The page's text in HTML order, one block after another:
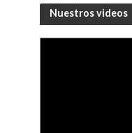
Nuestros videos